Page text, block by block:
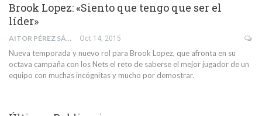
Brook Lopez: «Siento que tengo que ser el
líder»
AITOR PÉREZ SÁNCHEZ Oct 14, 2015
Nueva temporada y nuevo rol para Brook Lopez, que afronta en su
octava campaña con los Nets el reto de saberse el mejor jugador de un
equipo con muchas incógnitas y mucho por demostrar.